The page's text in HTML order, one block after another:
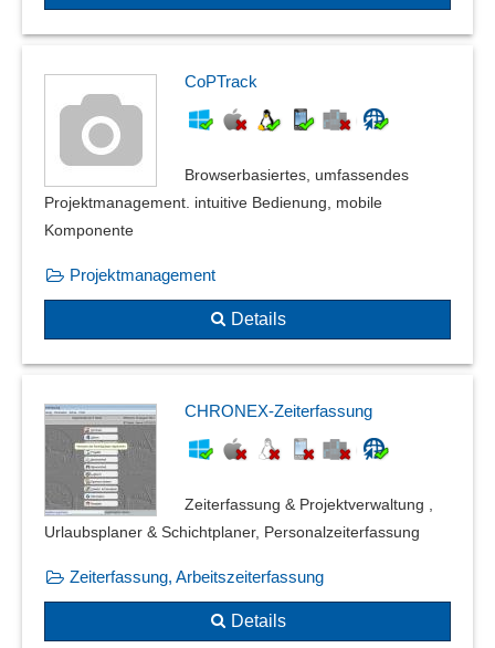
CoPTrack
Browserbasiertes, umfassendes
Projektmanagement. intuitive Bedienung, mobile
Komponente
Projektmanagement
Details
CHRONEX-Zeiterfassung
Zeiterfassung & Projektverwaltung ,
Urlaubsplaner & Schichtplaner, Personalzeiterfassung
Zeiterfassung, Arbeitszeiterfassung
Details